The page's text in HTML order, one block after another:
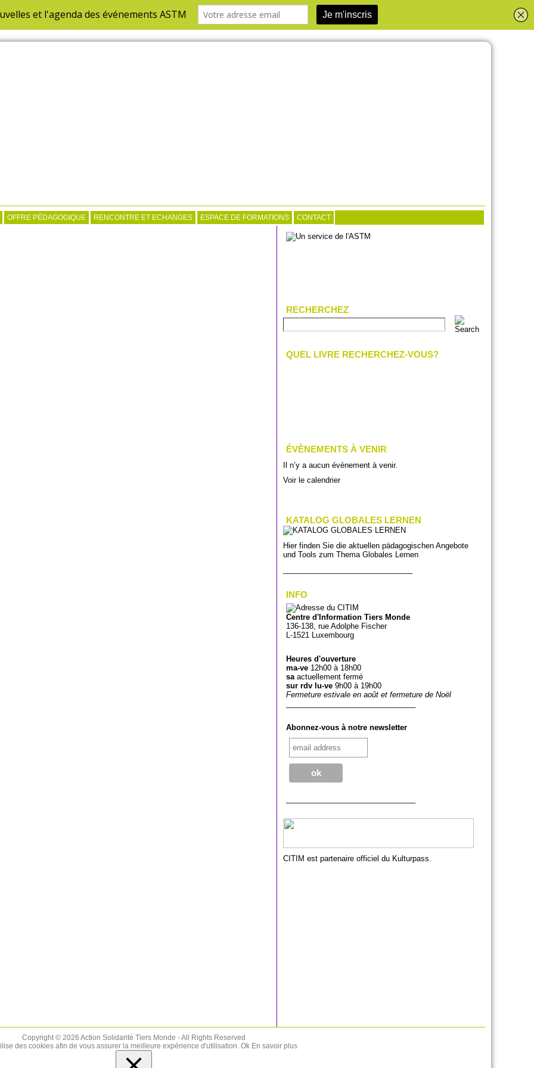
OFFRE PÉDAGOGIQUE RENCONTRE ET ECHANGES ESPACE DE FORMATIONS CONTACT
RECHERCHEZ
QUEL LIVRE RECHERCHEZ-VOUS?
ÉVÈNEMENTS À VENIR
Il n’y a aucun évènement à venir.
Voir le calendrier
KATALOG GLOBALES LERNEN
Hier finden Sie die aktuellen pädagogischen Angebote
und Tools zum Thema Globales Lernen
INFO
Centre d'Information Tiers Monde
136-138, rue Adolphe Fischer
L-1521 Luxembourg
Heures d'ouverture
ma-ve 12h00 à 18h00
saactuellement fermé
sur rdv lu-ve 9h00 à 19h00
Fermeture estivale en août et fermeture de Noël
Abonnez-vous à notre newsletter
CITIM est partenaire officiel du Kulturpass.
Copyright © 2026 Action Solidarité Tiers Monde - All Rights Reserved
des cookies afin de vous assurer la meilleure expérience d'utilisation. Ok En savoir plus